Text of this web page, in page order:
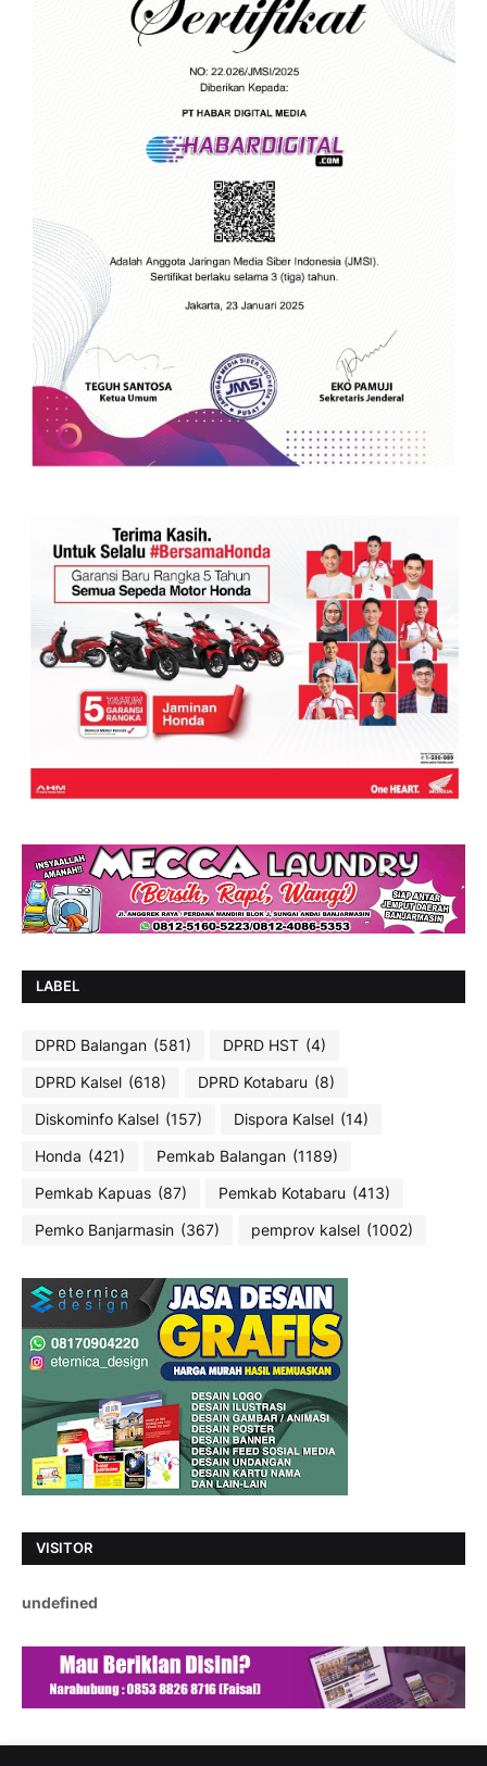
LABEL
DPRD Balangan (581) DPRD HST (4)
DPRD Kalsel (618) DPRD Kotabaru (8)
Diskominfo Kalsel (157) Dispora Kalsel (14)
Honda (421) Pemkab Balangan (1189)
Pemkab Kapuas (87) Pemkab Kotabaru (413)
Pemko Banjarmasin (367) pemprov kalsel (1002)
VISITOR
undefined